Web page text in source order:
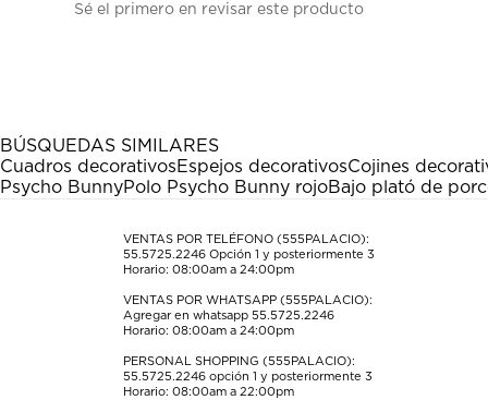
para
estrella
Esta
acción
abrirá
formulario
para
estrellas.
Esta
acción
abrirá
formulario
de
para
estrellas.
Esta
acción
abrirá
formulario
de
para
estrellas.
Esta
acción
abrirá
formulario
de
para
Esta
acción
abrirá
formulario
de
envío.
Sé el primero en revisar este producto
BÚSQUEDAS SIMILARES
Cuadros decorativosEspejos decorativosCojines
Psycho BunnyPolo Psycho Bunny rojoBajo plató de
VENTAS POR TELÉFONO (555PALACIO):
55.5725.2246 Opción 1 y posteriormente 3
Horario: 08:00am a 24:00pm
VENTAS POR WHATSAPP (555PALACIO):
Agregar en whatsapp 55.5725.2246
Horario: 08:00am a 24:00pm
PERSONAL SHOPPING (555PALACIO):
55.5725.2246 opción 1 y posteriormente 3
Horario: 08:00am a 22:00pm